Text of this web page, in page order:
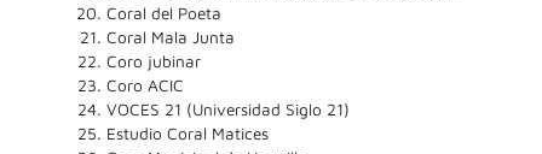
Coral del Poeta
Coral Mala Junta
Coro jubinar
Coro ACIC
VOCES 21 (Universidad Siglo 21)
Estudio Coral Matices